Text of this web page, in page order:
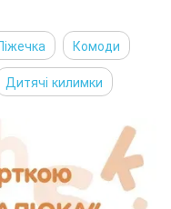
Комоди
Дитячі килимки